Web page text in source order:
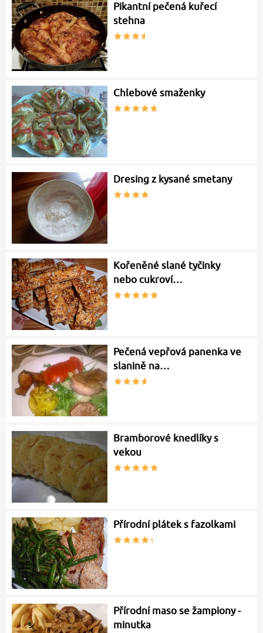
Pikantní pečená kuřecí
stehna
Chlebové smaženky
Dresing z kysané smetany
Kořeněné slané tyčinky
nebo cukroví…
Pečená vepřová panenka ve
slanině na…
Bramborové knedlíky s
vekou
Přírodní plátek s fazolkami
Přírodní maso se žampiony -
minutka